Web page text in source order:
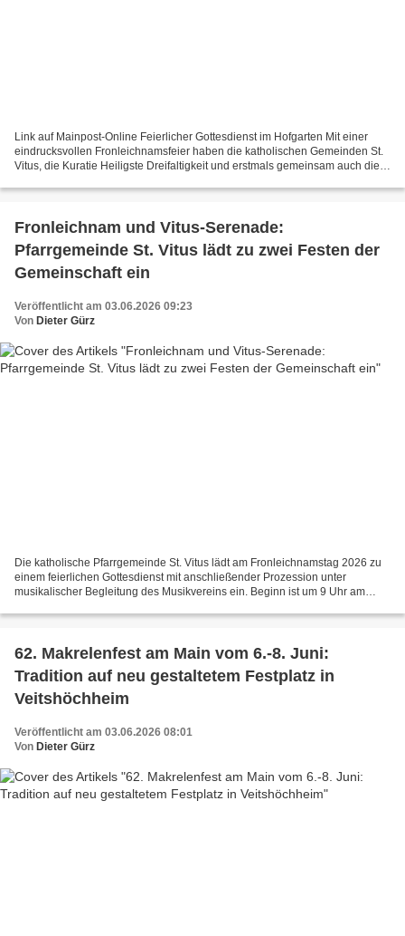
Link auf Mainpost-Online Feierlicher Gottesdienst im Hofgarten Mit einer
eindrucksvollen Fronleichnamsfeier haben die katholischen Gemeinden St.
Vitus, die Kuratie Heiligste Dreifaltigkeit und erstmals gemeinsam auch die
Fronleichnam und Vitus-Serenade:
Pfarrgemeinde St. Vitus lädt zu zwei Festen der
Gemeinschaft ein
Veröffentlicht am 03.06.2026 09:23
Von Dieter Gürz
Die katholische Pfarrgemeinde St. Vitus lädt am Fronleichnamstag 2026 zu
einem feierlichen Gottesdienst mit anschließender Prozession unter
musikalischer Begleitung des Musikvereins ein. Beginn ist um 9 Uhr am
62. Makrelenfest am Main vom 6.-8. Juni:
Tradition auf neu gestaltetem Festplatz in
Veitshöchheim
Veröffentlicht am 03.06.2026 08:01
Von Dieter Gürz